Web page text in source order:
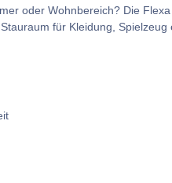
oder Wohnbereich? Die
für Kleidung,